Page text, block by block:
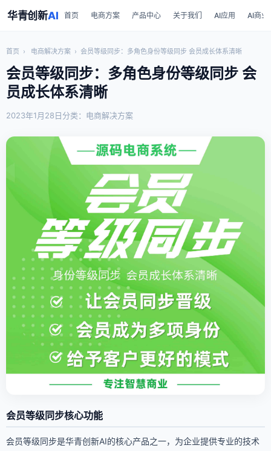
华青创新AI 首页 电商方案 产品中心 关于我们 AI应用 AI商业
首页 › 电商解决方案 › 会员等级同步：多角色身份等级同步 会员成长体系清晰
会员等级同步：多角色身份等级同步 会
员成长体系清晰
2023年1月28日分类：电商解决方案
会员等级同步核心功能
会员等级同步是华青创新AI的核心产品之一，为企业提供专业的技术